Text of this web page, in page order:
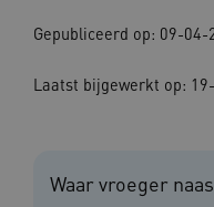
Gepubliceerd op: 09-04-
Laatst bijgewerkt op:
Waar vroeger